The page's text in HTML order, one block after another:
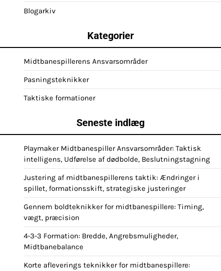
Blogarkiv
Kategorier
Midtbanespillerens Ansvarsområder
Pasningsteknikker
Taktiske formationer
Seneste indlæg
Playmaker Midtbanespiller Ansvarsområder: Taktisk
intelligens, Udførelse af dødbolde, Beslutningstagning
Justering af midtbanespillerens taktik: Ændringer i
spillet, formationsskift, strategiske justeringer
Gennem boldteknikker for midtbanespillere: Timing,
vægt, præcision
4-3-3 Formation: Bredde, Angrebsmuligheder,
Midtbanebalance
Korte afleverings teknikker for midtbanespillere: